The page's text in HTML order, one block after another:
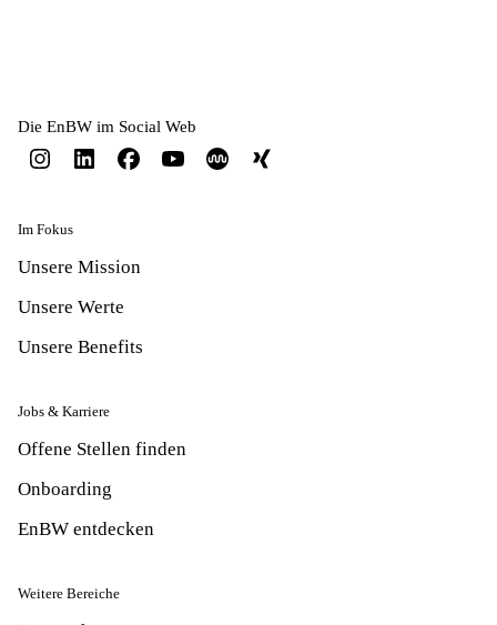
Die EnBW im Social Web
Im Fokus
Unsere Mission
Unsere Werte
Unsere Benefits
Jobs & Karriere
Offene Stellen finden
Onboarding
EnBW entdecken
Weitere Bereiche